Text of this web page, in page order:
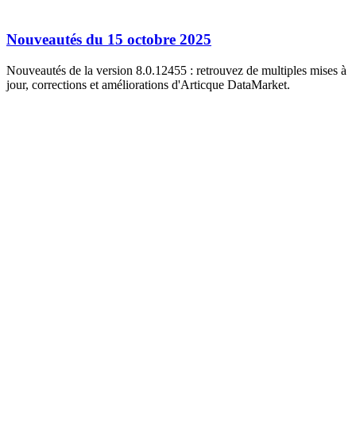
Nouveautés du 15 octobre 2025
Nouveautés de la version 8.0.12455 : retrouvez de multiples mises à
jour, corrections et améliorations d'Articque DataMarket.